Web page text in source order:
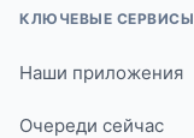
КЛЮЧЕВЫЕ СЕРВИСЫ
Наши приложения
Очереди сейчас